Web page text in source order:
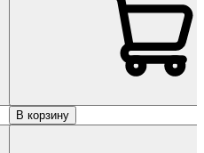
В корзину